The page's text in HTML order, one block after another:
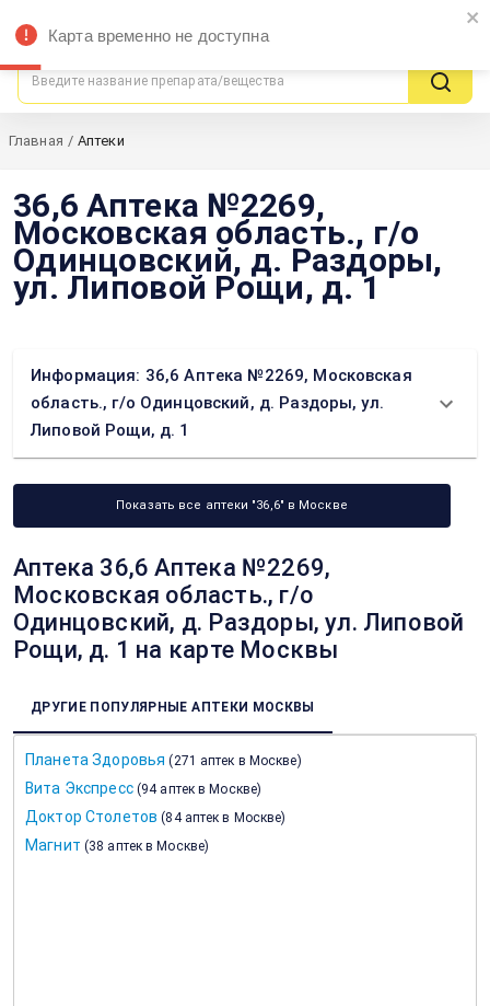
поиск выгодных предложений
Главная / Аптеки
36,6 Аптека №2269,
Московская область., г/о
Одинцовский, д. Раздоры,
ул. Липовой Рощи, д. 1
Информация: 36,6 Аптека №2269, Московская
область., г/о Одинцовский, д. Раздоры, ул.
Липовой Рощи, д. 1
Показать все аптеки "36,6" в Москве
Аптека 36,6 Аптека №2269,
Московская область., г/о
Одинцовский, д. Раздоры, ул. Липовой
Рощи, д. 1 на карте Москвы
ДРУГИЕ ПОПУЛЯРНЫЕ АПТЕКИ МОСКВЫ
Планета Здоровья (271 аптек в Москве)
Вита Экспресс (94 аптек в Москве)
Доктор Столетов (84 аптек в Москве)
Магнит (38 аптек в Москве)
Карта временно не доступна